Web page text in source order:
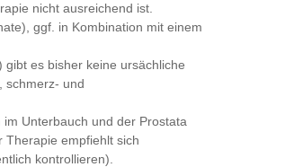
nicht ausreichend ist.
ggf. in Kombination mit einem
es bisher keine ursächliche
schmerz- und
Unterbauch und der Prostata
Therapie empfiehlt sich
kontrollieren).